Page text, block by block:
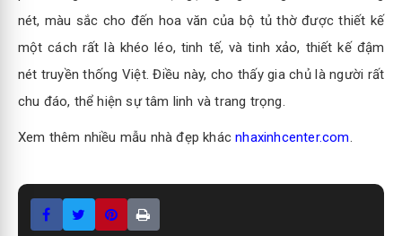
nét, màu sắc cho đến hoa văn của bộ tủ thờ được thiết kế
một cách rất là khéo léo, tinh tế, và tinh xảo, thiết kế đậm
nét truyền thống Việt. Điều này, cho thấy gia chủ là người rất
chu đáo, thể hiện sự tâm linh và trang trọng.
Xem thêm nhiều mẫu nhà đẹp khácnhaxinhcenter.com.